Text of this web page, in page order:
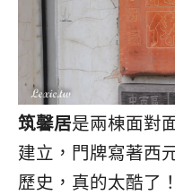
筑馨居是兩棟面對
建立，門牌寫著西
歷史，真的太酷了